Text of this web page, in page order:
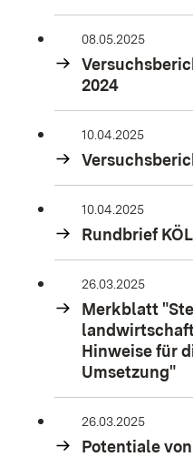
08.05.2025
2024
10.04.2025
10.04.2025
Rundbrief
26.03.2025
Merkblatt
Hinweise für
Umsetzung"
26.03.2025
Potentiale von